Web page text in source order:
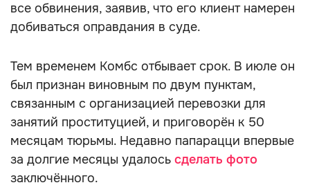
все обвинения, заявив, что его клиент намерен
добиваться оправдания в суде.
Тем временем Комбс отбывает срок. В июле он
был признан виновным по двум пунктам,
связанным с организацией перевозки для
занятий проституцией, и приговорён к 50
месяцам тюрьмы. Недавно папарацци впервые
за долгие месяцы удалось сделать фото
заключённого.